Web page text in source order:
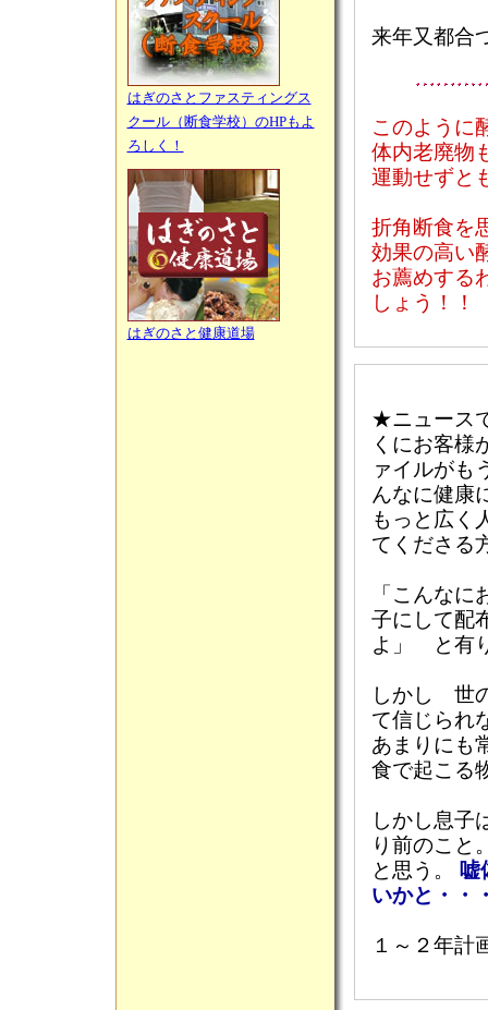
はぎのさとファスティングス
クール（断食学校）のHPもよ
ろしく！
はぎのさと健康道場
来年又都合
このように
体内老廃物
運動せずと
折角断食を
効果の高い
お薦めする
しょう！！
★ニュース
くにお客様
ァイルがも
んなに健
もっと広く
てくださる
「こんな
子にして配
よ」 と有
しかし 世
て信じられ
あまりにも
食で起こる
しかし息子
り前のこと
と思う。
嘘
いかと・・
１～２年計